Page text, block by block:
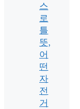
스
로
틀
뜻,
어
떤
자
전
거